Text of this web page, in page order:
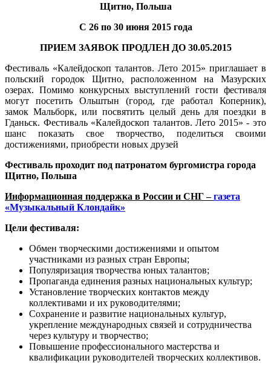
Щитно, Польша
С 26 по 30 июня 2015 года
ПРИЕМ ЗАЯВОК ПРОДЛЕН ДО 30.05.2015
Фестиваль «Калейдоскоп талантов. Лето 2015» приглашает в
польский городок Щитно, расположенном на Мазурских
озерах. Помимо конкурсных выступлений гости фестиваля
могут посетить Ольштын (город, где работал Коперник),
замок Мальборк, или посвятить целый день для поездки в
Гданьск. Фестиваль «Калейдоскоп талантов. Лето 2015» - это
шанс показать свое творчество, поделиться своими
достижениями, приобрести новых друзей
Фестиваль проходит под патронатом бургомистра города
Щитно, Польша
Информационная поддержка в России и СНГ –газета
«Музыкальный Клондайк»
Цели фестиваля:
Обмен творческими достижениями и опытом
участниками из разных стран Европы;
Популяризация творчества юных талантов;
Пропаганда единения разных национальных культур;
Установление творческих контактов между
коллективами и их руководителями;
Сохранение и развитие национальных культур,
укрепление международных связей и сотрудничества
через культуру и творчество;
Повышение профессионального мастерства и
квалификации руководителей творческих коллективов.